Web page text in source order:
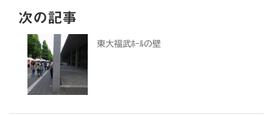
次の記事
東大福武ﾎｰﾙの壁